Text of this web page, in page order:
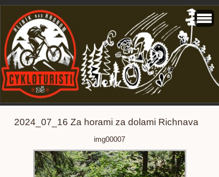
2024_07_16 Za horami za dolami Richnava
img00007